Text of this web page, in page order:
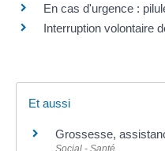
En cas d'urgence :
Interruption volontaire
Et aussi
Grossesse,
Social - Santé